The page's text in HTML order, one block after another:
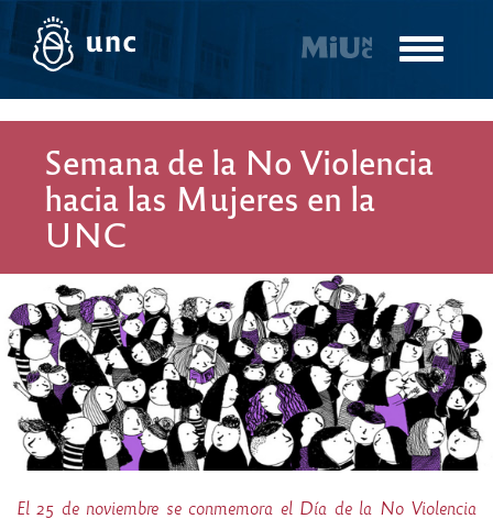
Pasar
contenido
Toggle
Semana de la No Violencia
hacia las Mujeres en la
UNC
El 25 de noviembre se conmemora el Día de la No Violencia